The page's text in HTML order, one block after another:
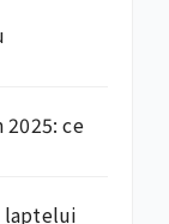
ce
laptelui